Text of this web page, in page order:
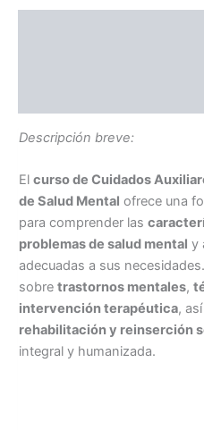
Descripción breve:
El curso de Cuidados
de Salud Mental ofrece una
para comprender las
problemas de salud mental y
adecuadas a sus
sobre trastornos mentales,
intervención terapéutica,
rehabilitación y reinserción
integral y humanizada.